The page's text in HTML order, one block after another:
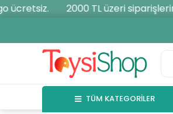
2000 TL üzeri
TÜM KATEGORİLER